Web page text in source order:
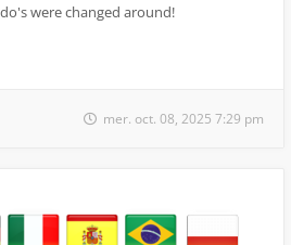
were changed around!
mer. oct. 08, 2025 7:29 pm